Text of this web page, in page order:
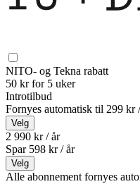
NITO- og Tekna rabatt
50 kr for 5 uker
Introtilbud
Fornyes automatisk til 299 kr
Velg
2 990 kr / år
Spar 598 kr /år
Velg
Alle abonnement fornyes